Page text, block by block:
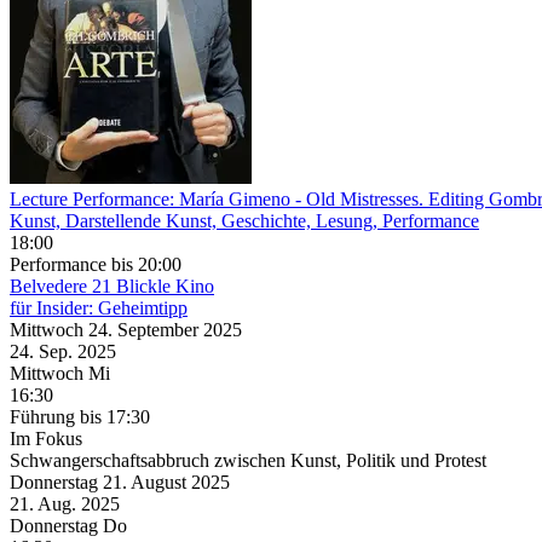
Lecture Performance: María Gimeno - Old Mistresses. Editing
Kunst, Darstellende Kunst, Geschichte, Lesung, Performance
18:00
Performance bis 20:00
Belvedere 21 Blickle Kino
für Insider: Geheimtipp
Mittwoch 24. September 2025
24. Sep. 2025
Mittwoch Mi
16:30
Führung bis 17:30
Im Fokus
Schwangerschaftsabbruch zwischen Kunst, Politik und Protest
Donnerstag 21. August 2025
21. Aug. 2025
Donnerstag Do